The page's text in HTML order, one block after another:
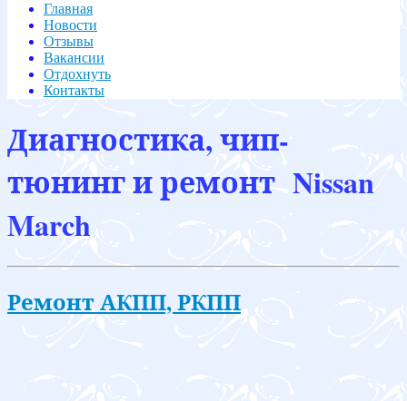
Главная
Новости
Отзывы
Вакансии
Отдохнуть
Контакты
Диагностика, чип-
тюнинг и ремонт Nissan
March
Ремонт АКПП, РКПП